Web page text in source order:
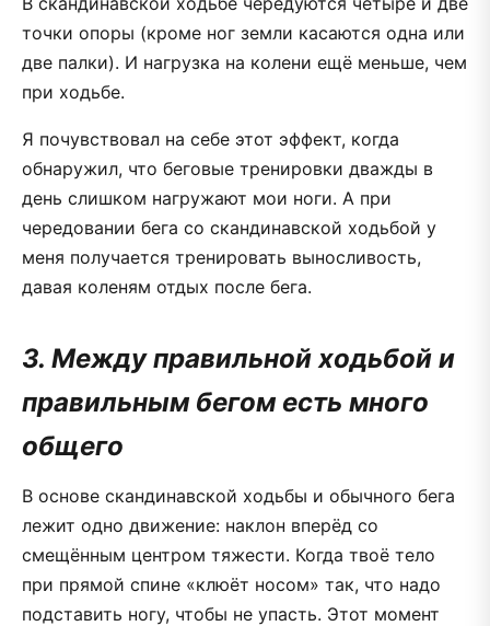
точки опоры (кроме ног земли касаются одна или
две палки). И нагрузка на колени ещё меньше, чем
при ходьбе.
Я почувствовал на себе этот эффект, когда
обнаружил, что беговые тренировки дважды в
день слишком нагружают мои ноги. А при
чередовании бега со скандинавской ходьбой у
меня получается тренировать выносливость,
давая коленям отдых после бега.
3. Между правильной ходьбой и
правильным бегом есть много
общего
В основе скандинавской ходьбы и обычного бега
лежит одно движение: наклон вперёд со
смещённым центром тяжести. Когда твоё тело
при прямой спине «клюёт носом» так, что надо
подставить ногу, чтобы не упасть. Этот момент